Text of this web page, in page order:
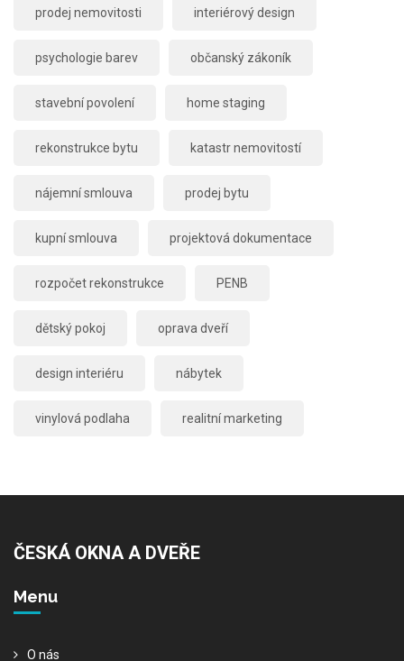
prodej nemovitosti interiérový design
psychologie barev občanský zákoník
stavební povolení home staging
rekonstrukce bytu katastr nemovitostí
nájemní smlouva prodej bytu
kupní smlouva projektová dokumentace
rozpočet rekonstrukce PENB
dětský pokoj oprava dveří
design interiéru nábytek
vinylová podlaha realitní marketing
ČESKÁ OKNA A DVEŘE
Menu
O nás